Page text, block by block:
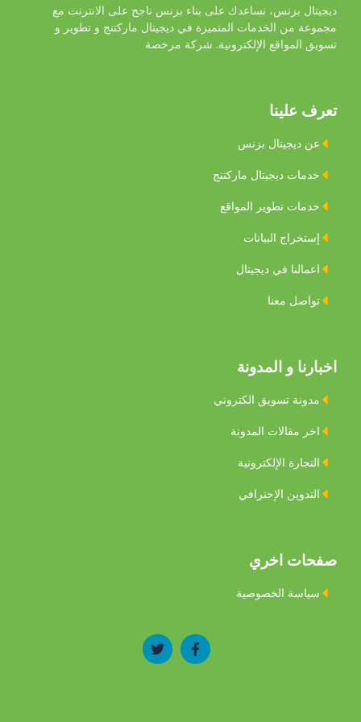
ديجيتال بزنس، نساعدك على بناء بزنس ناجح على الانترنت مع
مجموعة من الخدمات المتميزة في ديجيتال ماركتنج و تطوير و
تسويق المواقع اﻹلكترونية. شركة مرخصة
تعرف علينا
عن ديجيتال بزنس
خدمات ديجيتال ماركتنج
خدمات تطوير المواقع
إستخراج البيانات
اعمالنا في ديجيتال
تواصل معنا
اخبارنا و المدونة
مدونة تسويق الكتروني
اخر مقالات المدونة
التجارة اﻹلكترونية
التدوين اﻹحترافي
صفحات اخري
سياسة الخصوصية